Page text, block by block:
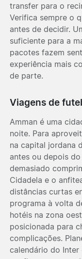
transfer para o
Verifica sempre o
antes de decidir.
suficiente para a
pacotes fazem
experiência mais
de parte.
Viagens de
Amman é uma
noite. Para
na capital jordana
antes ou depois
demasiado
Cidadela e o
distâncias curtas
programa à volta
hotéis na zona
posicionada para
complicações.
calendário do Inter